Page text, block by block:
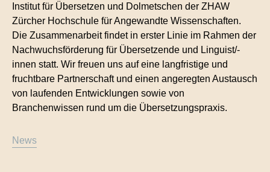
Übersetzungen für Luxusgüter
Technische Übersetzungen
Übersetzungen im Bereich Rohstoffe und
Energie
Kontakt
Institut für Übersetzen und Dolmetschen der ZHAW
Zürcher Hochschule für Angewandte Wissenschaften.
Die Zusammenarbeit findet in erster Linie im Rahmen der
Nachwuchsförderung für Übersetzende und Linguist/-
innen statt. Wir freuen uns auf eine langfristige und
fruchtbare Partnerschaft und einen angeregten Austausch
von laufenden Entwicklungen sowie von
Branchenwissen rund um die Übersetzungspraxis.
News